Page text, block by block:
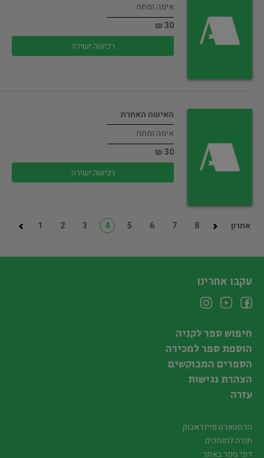
אימה ומתח
30 ₪
רכישה ישירה
האישה האחרת
אימה ומתח
30 ₪
רכישה ישירה
1 2 3 4 5 6 7 8 אחרון
עקבו אחרינו
חיפוש ספר לקניה
הוספת ספר למכירה
הספרים המבוקשים
הצהרת נגישות
עזרה
הדסטארט פיינדאבוק
תודה לתומכים
דפי ספר באתר